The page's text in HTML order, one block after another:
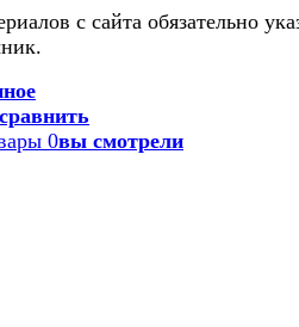
с сайта обязательно
сравнить
0вы смотрели